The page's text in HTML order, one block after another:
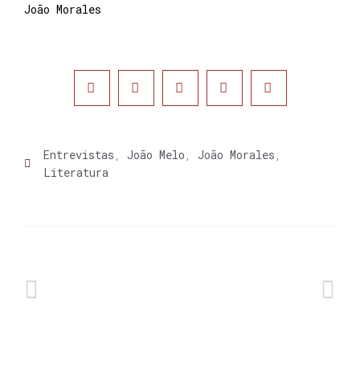
João Morales
Entrevistas , João Melo , João Morales ,
Literatura